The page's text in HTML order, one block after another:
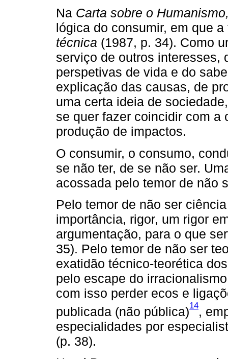
Na Carta sobre o
lógica do consumir, em que
técnica (1987, p. 34). Como
serviço de outros interesses,
perspetivas de vida e do
explicação das causas, de
uma certa ideia de
se quer fazer coincidir com a
produção de impactos.
O consumir, o consumo,
se não ter, de se não ser.
acossada pelo temor de não
Pelo temor de não ser
importância, rigor, um rigor
argumentação, para o que
35). Pelo temor de não ser
exatidão técnico-teorética
pelo escape do
com isso perder ecos e
publicada (não pública)14,
especialidades por
(p. 38).